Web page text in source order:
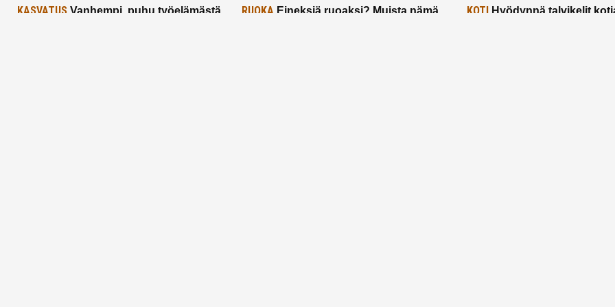
KASVATUS Vanhempi, puhu työelämästä
RUOKA Eineksiä ruoaksi? Muista nämä
KOTIHyödynnä talvikelit